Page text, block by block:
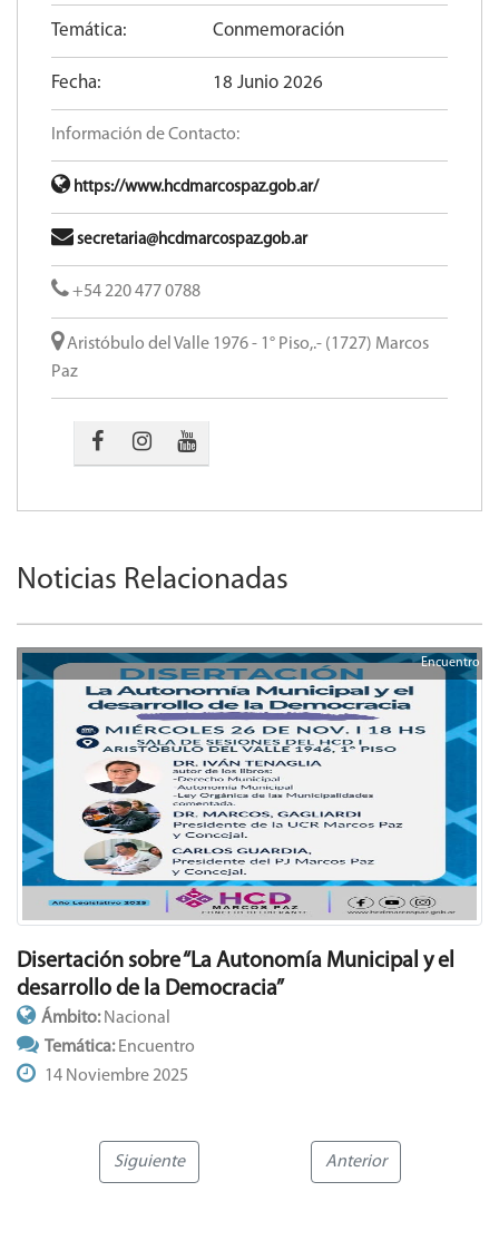
Temática: Conmemoración
Fecha: 18 Junio 2026
Información de Contacto:
https://www.hcdmarcospaz.gob.ar/
secretaria@hcdmarcospaz.gob.ar
+54 220 477 0788
Aristóbulo del Valle 1976 - 1° Piso,.- (1727) Marcos
Paz
Noticias Relacionadas
Encuentro
Disertación sobre “La Autonomía Municipal y el
desarrollo de la Democracia”
Ámbito: Nacional
Temática: Encuentro
14 Noviembre 2025
Siguiente Anterior